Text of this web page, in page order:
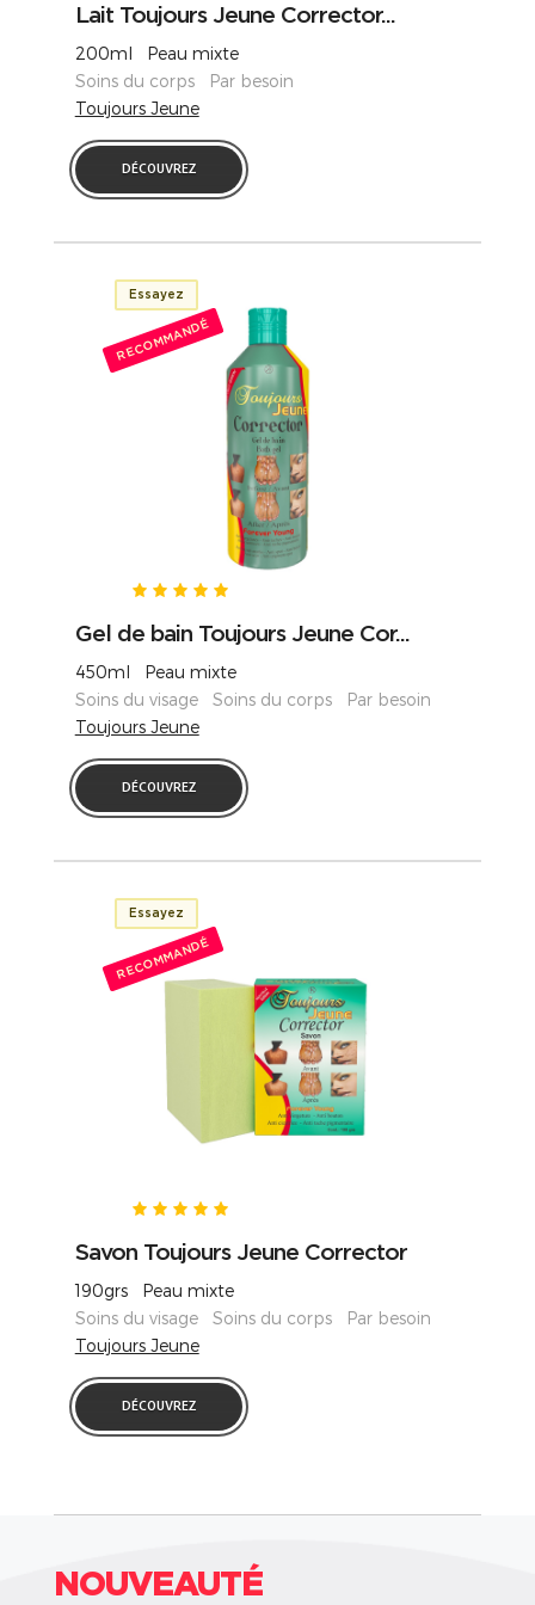
Lait Toujours Jeune Corrector...
200ml Peau mixte
Soins du corps Par besoin
Toujours Jeune
DÉCOUVREZ
Essayez
RECOMMANDÉ
Gel de bain Toujours Jeune Cor...
450ml Peau mixte
Soins du visage Soins du corps Par besoin
Toujours Jeune
DÉCOUVREZ
Essayez
RECOMMANDÉ
Savon Toujours Jeune Corrector
190grs Peau mixte
Soins du visage Soins du corps Par besoin
Toujours Jeune
DÉCOUVREZ
NOUVEAUTÉ